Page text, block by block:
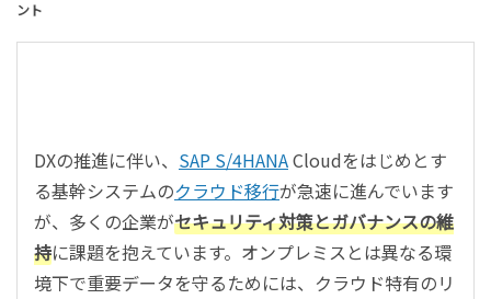
ント
DXの推進に伴い、 SAP S/4HANACloudをはじめとす
る基幹システムのクラウド移行が急速に進んでいます
が、多くの企業がセキュリティ対策とガバナンスの維
持に課題を抱えています。オンプレミスとは異なる環
境下で重要データを守るためには、クラウド特有のリ